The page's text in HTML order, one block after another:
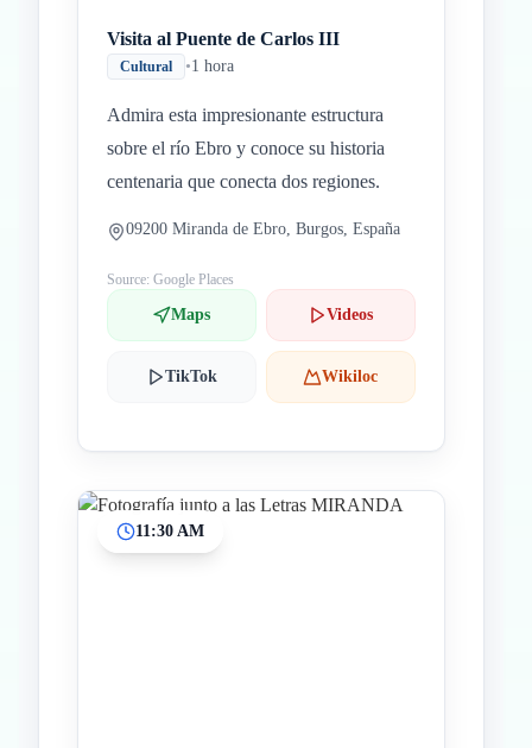
Visita al Puente de Carlos III
Cultural •1 hora
Admira esta impresionante estructura
sobre el río Ebro y conoce su historia
centenaria que conecta dos regiones.
09200 Miranda de Ebro, Burgos, España
Source: Google Places
Maps Videos
TikTok Wikiloc
11:30 AM